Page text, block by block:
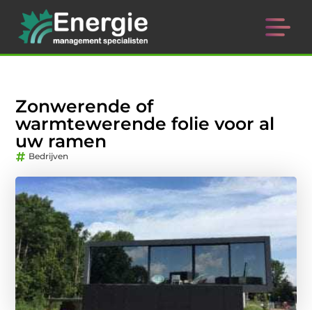
Zonwerende of
warmtewerende folie voor al
uw ramen
Bedrijven